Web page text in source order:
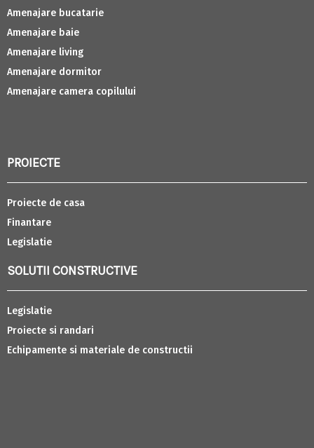
Amenajare bucatarie
Amenajare baie
Amenajare living
Amenajare dormitor
Amenajare camera copilului
PROIECTE
Proiecte de casa
Finantare
Legislatie
SOLUTII CONSTRUCTIVE
Legislatie
Proiecte si randari
Echipamente si materiale de constructii